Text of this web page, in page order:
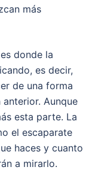
más
donde la
es decir,
de una forma
Aunque
esta parte. La
el escaparate
haces y cuanto
a mirarlo.